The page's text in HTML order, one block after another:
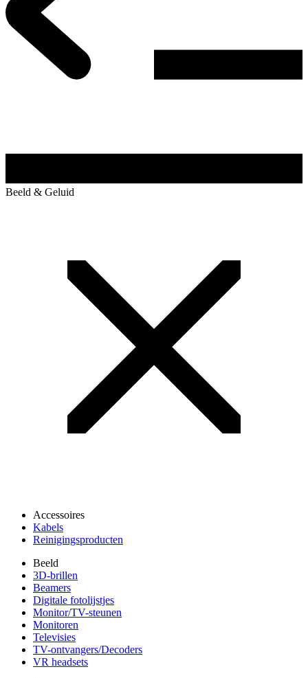
Beeld & Geluid
Accessoires
Kabels
Reinigingsproducten
Beeld
3D-brillen
Beamers
Digitale fotolijstjes
Monitor/TV-steunen
Monitoren
Televisies
TV-ontvangers/Decoders
VR headsets